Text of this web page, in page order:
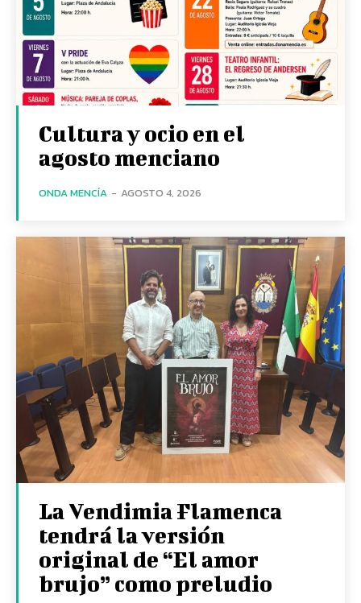
Cultura y ocio en el
agosto menciano
ONDA MENCÍA - AGOSTO 4, 2026
La Vendimia Flamenca
tendrá la versión
original de “El amor
brujo” como preludio